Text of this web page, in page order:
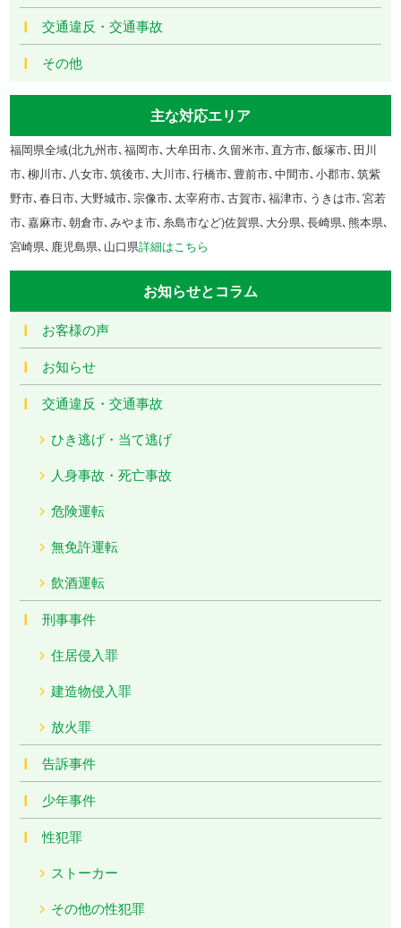
交通違反・交通事故
その他
主な対応エリア
福岡県全域(北九州市､福岡市､大牟田市､久留米市､直方市､飯塚市､田川
市､柳川市､八女市､筑後市､大川市､行橋市､豊前市､中間市､小郡市､筑紫
野市､春日市､大野城市､宗像市､太宰府市､古賀市､福津市､うきは市､宮若
市､嘉麻市､朝倉市､みやま市､糸島市など)佐賀県､大分県､長崎県､熊本県､
宮崎県､鹿児島県､山口県詳細はこちら
お知らせとコラム
お客様の声
お知らせ
交通違反・交通事故
ひき逃げ・当て逃げ
人身事故・死亡事故
危険運転
無免許運転
飲酒運転
刑事事件
住居侵入罪
建造物侵入罪
放火罪
告訴事件
少年事件
性犯罪
ストーカー
その他の性犯罪